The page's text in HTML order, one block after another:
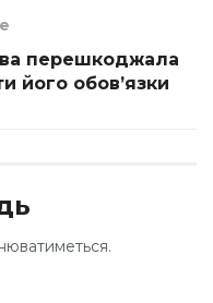
перешкоджала
його обов’язки